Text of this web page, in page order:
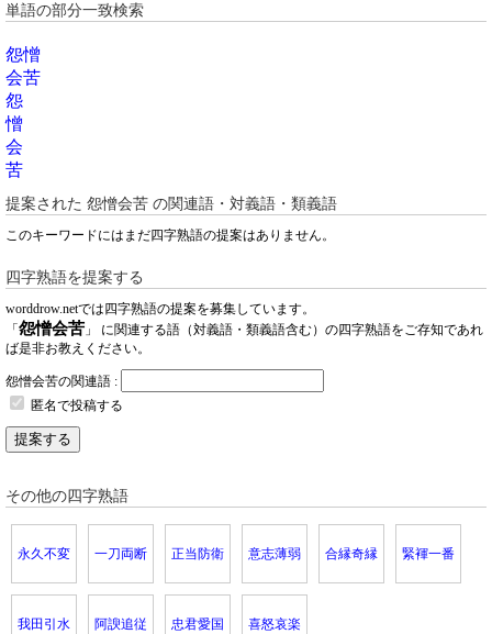
単語の部分一致検索
怨憎
会苦
怨
憎
会
苦
提案された 怨憎会苦 の関連語・対義語・類義語
このキーワードにはまだ四字熟語の提案はありません。
四字熟語を提案する
worddrow.netでは四字熟語の提案を募集しています。
「 怨憎会苦 」 に関連する語（対義語・類義語含む）の四字熟語をご存知であれ
ば是非お教えください。
怨憎会苦の関連語 :
匿名で投稿する
提案する
その他の四字熟語
永久不変 一刀両断 正当防衛 意志薄弱 合縁奇縁 緊褌一番
我田引水 阿諛追従 忠君愛国 喜怒哀楽